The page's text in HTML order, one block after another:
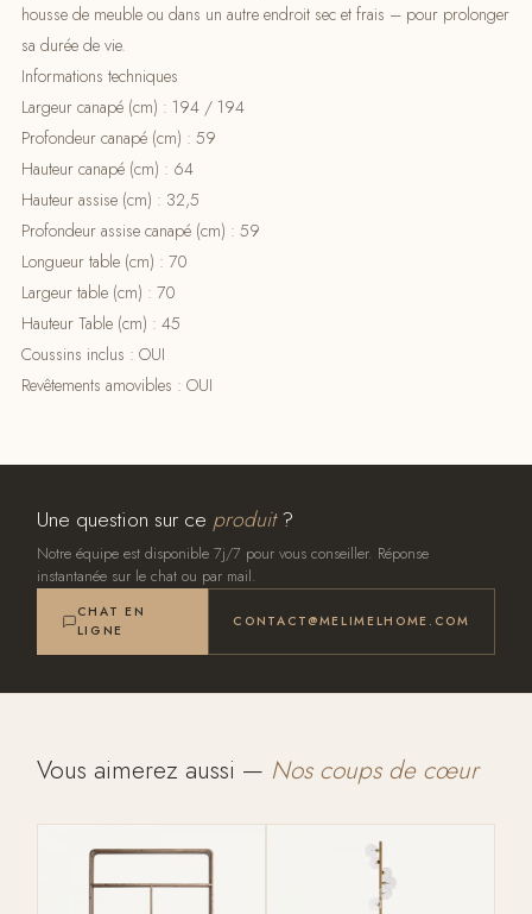
housse de meuble ou dans un autre endroit sec et frais – pour prolonger
sa durée de vie.
Informations techniques
Largeur canapé (cm) : 194 / 194
Profondeur canapé (cm) : 59
Hauteur canapé (cm) : 64
Hauteur assise (cm) : 32,5
Profondeur assise canapé (cm) : 59
Longueur table (cm) : 70
Largeur table (cm) : 70
Hauteur Table (cm) : 45
Coussins inclus : OUI
Revêtements amovibles : OUI
Une question sur ce produit?
Notre équipe est disponible 7j/7 pour vous conseiller. Réponse
instantanée sur le chat ou par mail.
CHAT EN
LIGNE
CONTACT@MELIMELHOME.COM
Vous aimerez aussi — Nos coups de cœur